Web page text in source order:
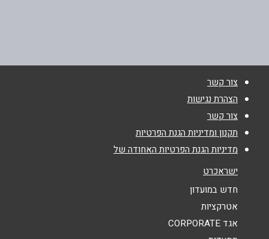
שם מלא
טלפון
נושא*
אנא חזרו אלי בקשר ל...
צור קשר
הצהרת נגישות
צור קשר
תקנון ומדיניות הגנת הפרטיות
מדיניות הגנת הפרטיות האחודה של
ישראכרט
חדש במועדון
אטרקציות
אגד CORPORATE